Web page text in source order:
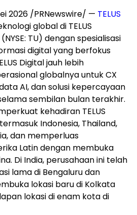
2026 /PRNewswire/ — TELUS
global di TELUS
TU) dengan spesialisasi
digital yang berfokus
Digital jauh lebih
globalnya untuk CX
AI, dan solusi kepercayaan
sembilan bulan terakhir.
kehadiran TELUS
Indonesia, Thailand,
dan memperluas
Latin dengan membuka
Di India, perusahaan ini telah
lama di Bengaluru dan
lokasi baru di Kolkata
lokasi di enam kota di